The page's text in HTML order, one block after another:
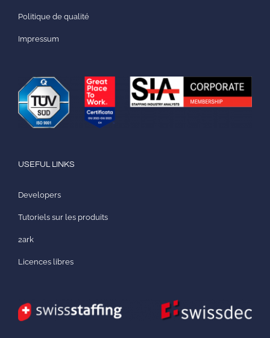
Politique de qualité
Impressum
USEFUL LINKS
Developers
Tutoriels sur les produits
2ark
Licences libres